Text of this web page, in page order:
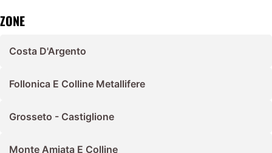
ZONE
Costa D'Argento
Follonica E Colline Metallifere
Grosseto - Castiglione
Monte Amiata E Colline